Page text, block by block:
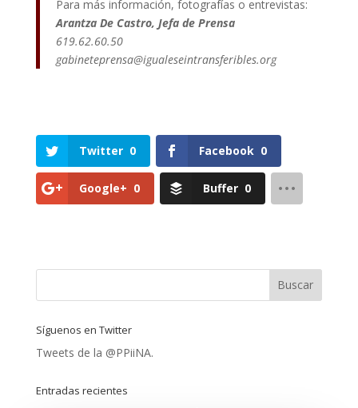
Para más información, fotografías o entrevistas:
Arantza De Castro, Jefa de Prensa
619.62.60.50
gabineteprensa@igualeseintransferibles.org
Twitter 0 Facebook 0
Google+ 0 Buffer 0
Síguenos en Twitter
Tweets de la @PPiiNA.
Entradas recientes